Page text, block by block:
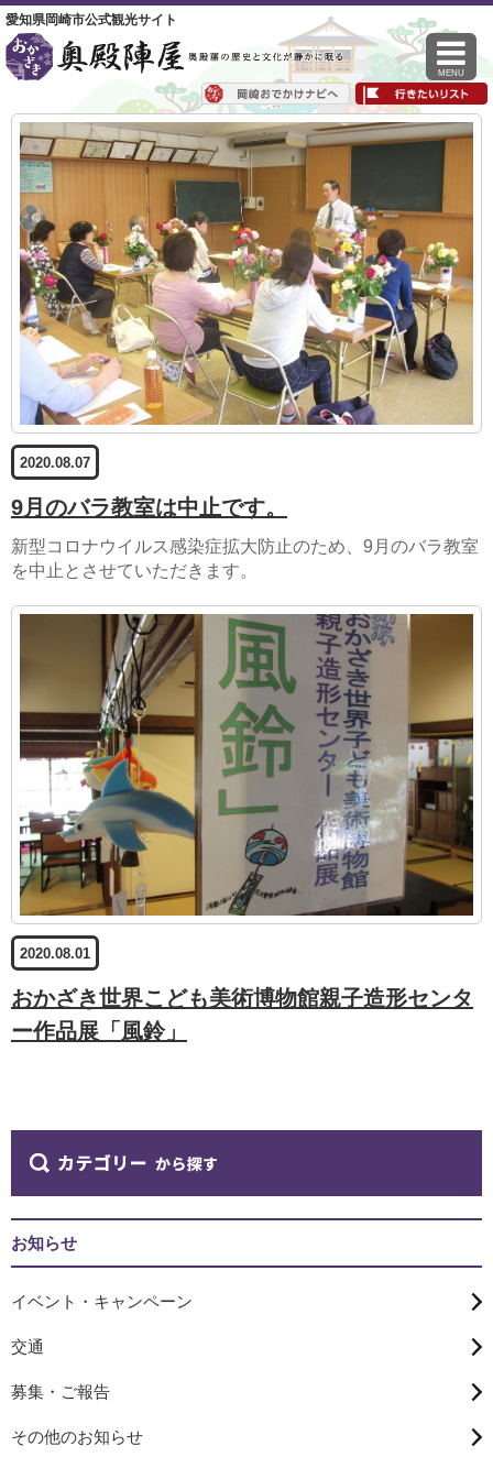
愛知県岡崎市公式観光サイト
MENU
2020.08.07
9月のバラ教室は中止です。
新型コロナウイルス感染症拡大防止のため、9月のバラ教室
を中止とさせていただきます。
2020.08.01
おかざき世界こども美術博物館親子造形センタ
ー作品展「風鈴」
お知らせ
イベント・キャンペーン
交通
募集・ご報告
その他のお知らせ